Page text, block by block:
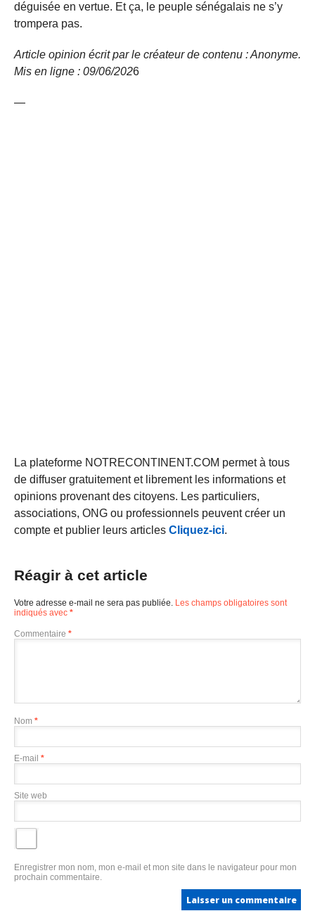
déguisée en vertue. Et ça, le peuple sénégalais ne s’y
trompera pas.
Article opinion écrit par le créateur de contenu : Anonyme.
Mis en ligne : 09/06/2026
—
La plateforme NOTRECONTINENT.COM permet à tous
de diffuser gratuitement et librement les informations et
opinions provenant des citoyens. Les particuliers,
associations, ONG ou professionnels peuvent créer un
compte et publier leurs articles Cliquez-ici.
Réagir à cet article
Votre adresse e-mail ne sera pas publiée. Les champs obligatoires sont
indiqués avec *
Commentaire *
Nom *
E-mail *
Site web
Enregistrer mon nom, mon e-mail et mon site dans le navigateur pour mon
prochain commentaire.